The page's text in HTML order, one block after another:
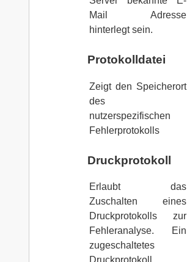
Mail Adresse
hinterlegt sein.
Protokolldatei
Zeigt den Speicherort
des
nutzerspezifischen
Fehlerprotokolls
Druckprotokoll
Erlaubt das
Zuschalten eines
Druckprotokolls zur
Fehleranalyse. Ein
zugeschaltetes